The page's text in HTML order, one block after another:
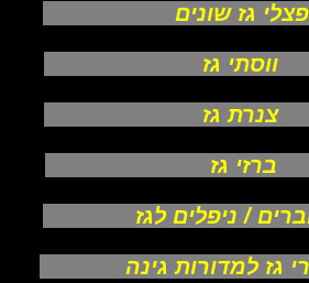
גז שונים
גז
גז
גז
/ ניפלים לגז
למדורות גינה